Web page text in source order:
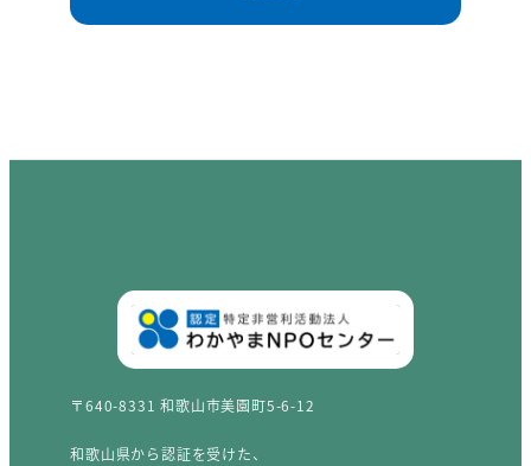
〒640-8331 和歌山市美園町5-6-12
和歌山県から認証を受けた、